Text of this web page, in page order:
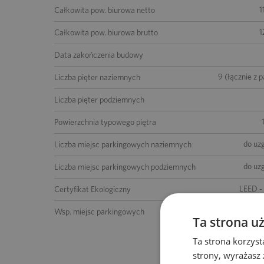
Całkowita pow. biurowa netto
Całkowita pow. biurowa brutto
Data zakończenia budowy
Liczba pięter naziemnych 9 (łącznie z
Liczba pięter podziemnych
Powierzchnia typowego piętra
Liczba miejsc parkingowych naziemnych do
Liczba miejsc parkingowych podziemnych do
Certyfikat Ekologiczny LEED
Wsp. miejsc parkingowych
Ta strona
Ta strona
strony, wyrażasz